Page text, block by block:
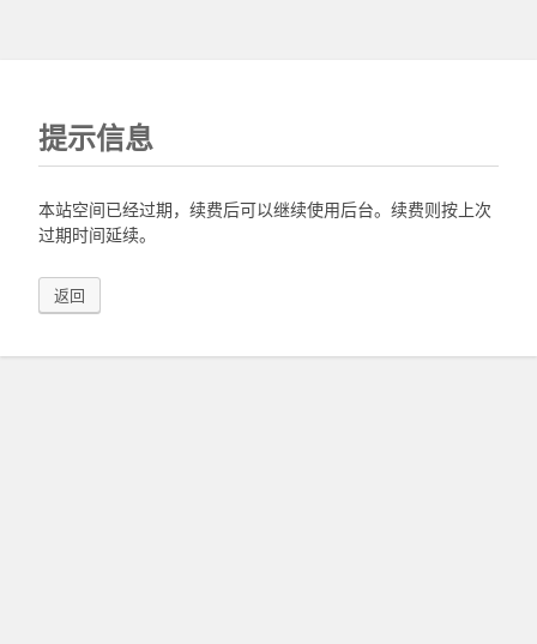
提示信息
本站空间已经过期，续费后可以继续使用后台。续费则按上次
过期时间延续。
返回